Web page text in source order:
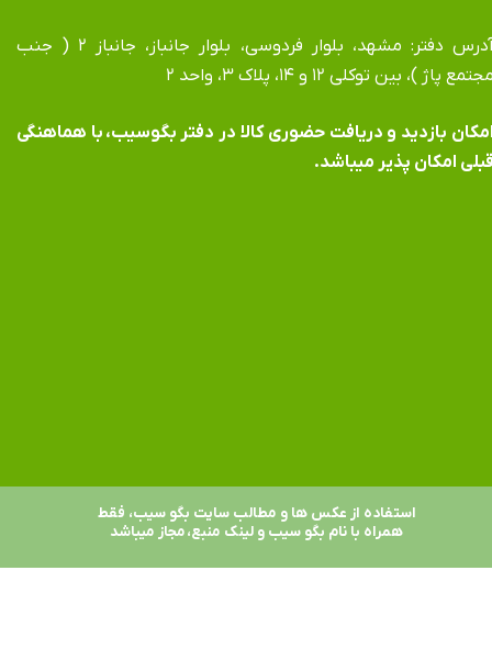
آدرس دفتر: مشهد، بلوار فردوسی، بلوار جانباز، جانباز ۲ ( جنب
پاژ )، بین توکلی ۱۲ و ۱۴، پلاک ۳، واحد ۲
بازدید و دریافت حضوری کالا در دفتر بگوسیب، با هماهنگی
امکان پذیر میباشد.
استفاده از عکس ها و مطالب سایت بگو سیب، فقط
همراه با نام بگو سیب و لینک منبع، مجاز میباشد